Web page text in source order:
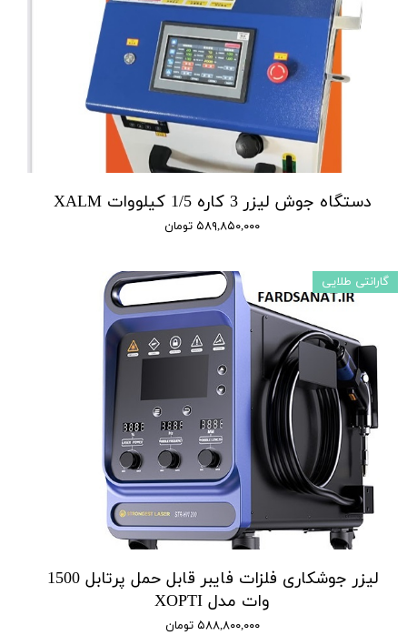
دستگاه جوش لیزر 3 کاره 1/5 کیلووات XALM
۵۸۹,۸۵۰,۰۰۰ تومان
لیزر جوشکاری فلزات فایبر قابل حمل پرتابل 1500
وات مدل XOPTI
۵۸۸,۸۰۰,۰۰۰ تومان
گارانتی طلایی